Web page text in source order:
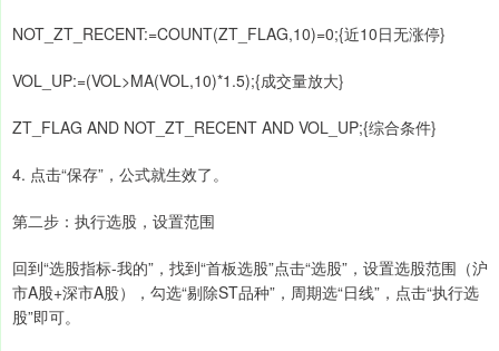
NOT_ZT_RECENT:=COUNT(ZT_FLAG,10)=0;{近10日无涨停}
VOL_UP:=(VOL>MA(VOL,10)*1.5);{成交量放大}
ZT_FLAG AND NOT_ZT_RECENT AND VOL_UP;{综合条件}
4. 点击“保存”，公式就生效了。
第二步：执行选股，设置范围
回到“选股指标-我的”，找到“首板选股”点击“选股”，设置选股范围（沪
市A股+深市A股），勾选“剔除ST品种”，周期选“日线”，点击“执行选
股”即可。